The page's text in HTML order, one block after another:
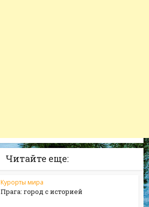
Читайте еще:
Курорты мира
Прага: город с историей